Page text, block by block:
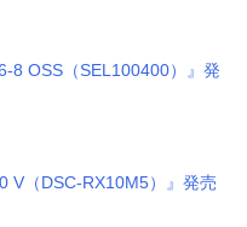
8 OSS（SEL100400）』発
V（DSC-RX10M5）』発売